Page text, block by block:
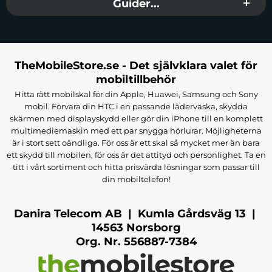
Guider...
TheMobileStore.se - Det självklara valet för
mobiltillbehör
Hitta rätt mobilskal för din Apple, Huawei, Samsung och Sony
mobil. Förvara din HTC i en passande läderväska, skydda
skärmen med displayskydd eller gör din iPhone till en komplett
multimediemaskin med ett par snygga hörlurar. Möjligheterna
är i stort sett oändliga. För oss är ett skal så mycket mer än bara
ett skydd till mobilen, för oss är det attityd och personlighet. Ta en
titt i vårt sortiment och hitta prisvärda lösningar som passar till
din mobiltelefon!
Danira Telecom AB | Kumla Gårdsväg 13 |
14563 Norsborg
Org. Nr. 556887-7384